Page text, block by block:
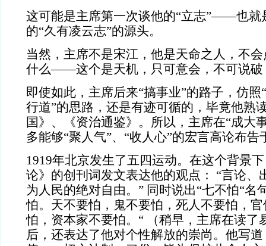
这可能是主席第一次谈他的“立志”——也就
的“久有凌云志”的源头。
当然，主席不是宋江，他是天命之人，不
什么——这个是天机，只可意会，不可说破
即使如此，主席后来“搞事业”的路子，仿照
行道”的思路，还是有迹可循的，毕竟他熟
国》、《资治通鉴》。所以，主席在“成大
多能够“聚人气”、“收人心”的宏言高论布告
1919年北京发生了五四运动。在这个背景
论》的创刊词发文表达他的观点：
“言论、
为人民的绝对自由。 ” 同时说出“七不怕“名
怕。天不要怕，鬼不要怕，死人不要怕，
怕，资本家不要怕。“
（稍早，主席在读
后，还表达了他对个性解放的崇尚。他写道